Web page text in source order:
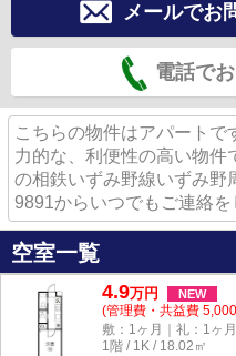
メールでお
電話で
こちらの物件はアパート
力的な、利便性の高い物件
の相鉄いずみ野線いずみ野
9891からいつでもご連絡を
空室一覧
4.9万円 NEW
(管理費・共益費
敷：1ヶ月｜礼：1ヶ月
1階 / 1K / 18.02㎡